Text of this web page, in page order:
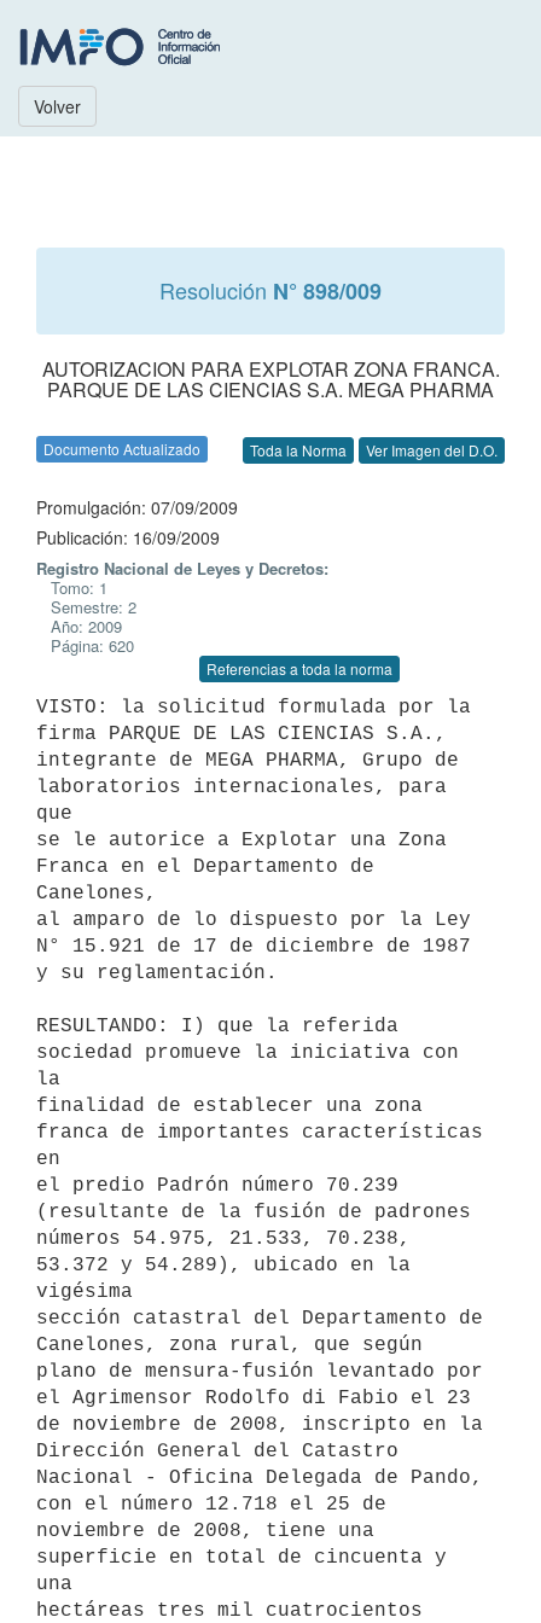
Volver
Resolución N° 898/009
AUTORIZACION PARA EXPLOTAR ZONA FRANCA.
PARQUE DE LAS CIENCIAS S.A. MEGA PHARMA
Documento Actualizado Toda la Norma Ver Imagen del D.O.
Promulgación: 07/09/2009
Publicación: 16/09/2009
Registro Nacional de Leyes y Decretos:
Tomo: 1
Semestre: 2
Año: 2009
Página: 620
Referencias a toda la norma
VISTO: la solicitud formulada por la
firma PARQUE DE LAS CIENCIAS S.A.,
integrante de MEGA PHARMA, Grupo de
laboratorios internacionales, para
que
se le autorice a Explotar una Zona
Franca en el Departamento de
Canelones,
al amparo de lo dispuesto por la Ley
N° 15.921 de 17 de diciembre de 1987
y su reglamentación.
RESULTANDO: I) que la referida
sociedad promueve la iniciativa con
la
finalidad de establecer una zona
franca de importantes características
en
el predio Padrón número 70.239
(resultante de la fusión de padrones
números 54.975, 21.533, 70.238,
53.372 y 54.289), ubicado en la
vigésima
sección catastral del Departamento de
Canelones, zona rural, que según
plano de mensura-fusión levantado por
el Agrimensor Rodolfo di Fabio el 23
de noviembre de 2008, inscripto en la
Dirección General del Catastro
Nacional - Oficina Delegada de Pando,
con el número 12.718 el 25 de
noviembre de 2008, tiene una
superficie en total de cincuenta y
una
hectáreas tres mil cuatrocientos